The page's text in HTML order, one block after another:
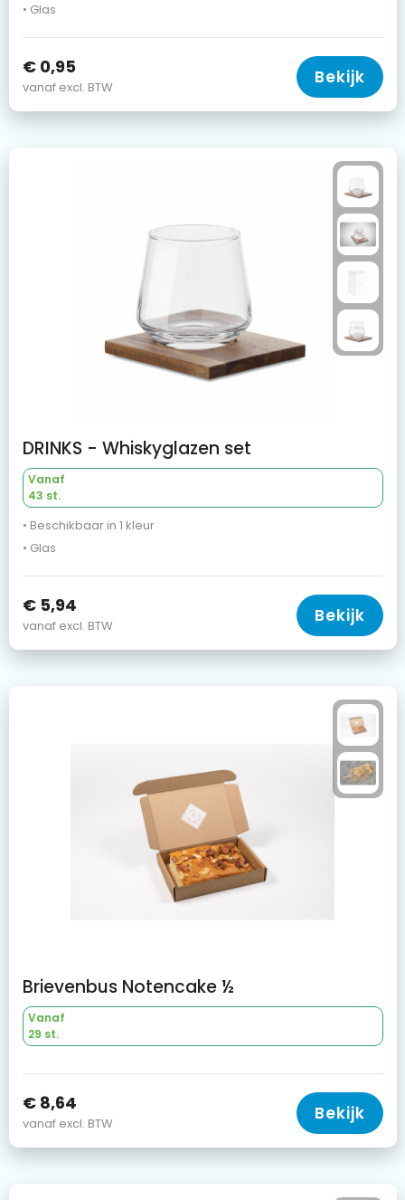
• Glas
€ 0,95
vanaf excl. BTW Bekijk
DRINKS - Whiskyglazen set
Vanaf
43 st.
• Beschikbaar in 1 kleur
• Glas
€ 5,94
vanaf excl. BTW Bekijk
Brievenbus Notencake ½
Vanaf
29 st.
€ 8,64
vanaf excl. BTW Bekijk